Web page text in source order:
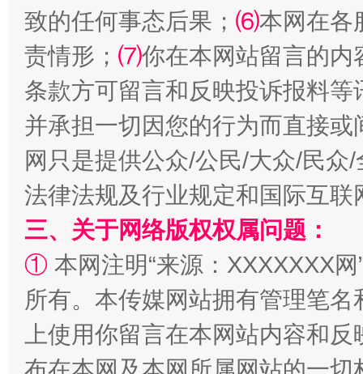
全民健身五年计划来了！等你上场
阿坝州三大球赛在茂县开幕 规模
致的任何事态后果； ⑹本网在各
责情形； ⑺你在本网站留言的内
条款方可留言和反映投诉报料
并承担一切因您的行为而直接
网只是提供公众/公民/大众/民
法律法规及行业规定和国际互
三、关于网络版权权属问题：
① 本网注明“来源：XXXXXXX
所有。本传媒网站拥有管理笔
上使用你留言在本网站内容和